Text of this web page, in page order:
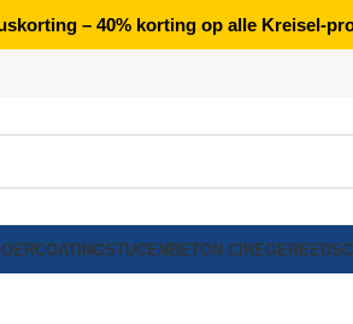
– 40% korting op alle Kreisel-
STUCENBETON CIRE